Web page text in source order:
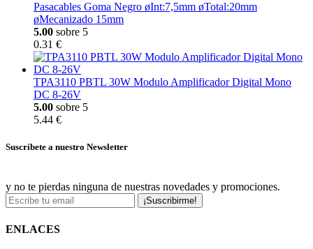
Pasacables Goma Negro øInt:7,5mm øTotal:20mm
øMecanizado 15mm
5.00 sobre 5
0.31 €
TPA3110 PBTL 30W Modulo Amplificador Digital Mono
DC 8-26V
5.00 sobre 5
5.44 €
Suscríbete a nuestro Newsletter
y no te pierdas ninguna de nuestras novedades y promociones.
¡Suscribirme!
ENLACES